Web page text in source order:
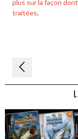
plus sur la façon
traitées.
Navigation
de